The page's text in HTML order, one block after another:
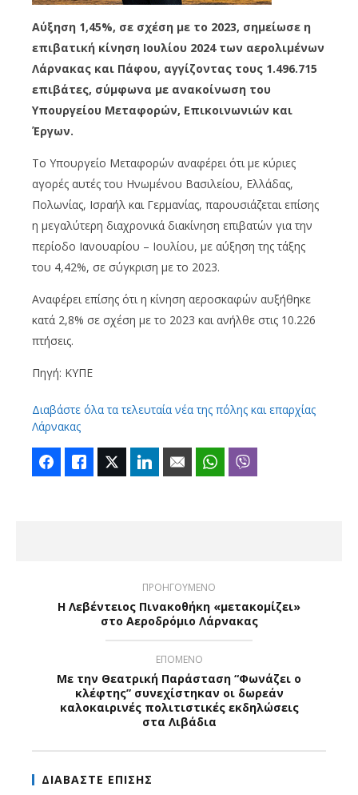
Αύξηση 1,45%, σε σχέση με το 2023, σημείωσε η
επιβατική κίνηση Ιουλίου 2024 των αερολιμένων
Λάρνακας και Πάφου, αγγίζοντας τους 1.496.715
επιβάτες, σύμφωνα με ανακοίνωση του
Υπουργείου Μεταφορών, Επικοινωνιών και
Έργων.
Το Υπουργείο Μεταφορών αναφέρει ότι με κύριες
αγορές αυτές του Ηνωμένου Βασιλείου, Ελλάδας,
Πολωνίας, Ισραήλ και Γερμανίας, παρουσιάζεται επίσης
η μεγαλύτερη διαχρονικά διακίνηση επιβατών για την
περίοδο Ιανουαρίου – Ιουλίου, με αύξηση της τάξης
του 4,42%, σε σύγκριση με το 2023.
Αναφέρει επίσης ότι η κίνηση αεροσκαφών αυξήθηκε
κατά 2,8% σε σχέση με το 2023 και ανήλθε στις 10.226
πτήσεις.
Πηγή: ΚΥΠΕ
Διαβάστε όλα τα τελευταία νέα της πόλης και επαρχίας
Λάρνακας
FacebookLike Twitter LinkedIn Email WhatsApp
ΠΡΟΗΓΟΥΜΕΝΟ
Η Λεβέντειος Πινακοθήκη «μετακομίζει»
στο Αεροδρόμιο Λάρνακας
ΕΠΟΜΕΝΟ
Με την Θεατρική Παράσταση “Φωνάζει ο
κλέφτης” συνεχίστηκαν οι δωρεάν
καλοκαιρινές πολιτιστικές εκδηλώσεις
στα Λιβάδια
ΔΙΑΒΑΣΤΕ ΕΠΙΣΗΣ